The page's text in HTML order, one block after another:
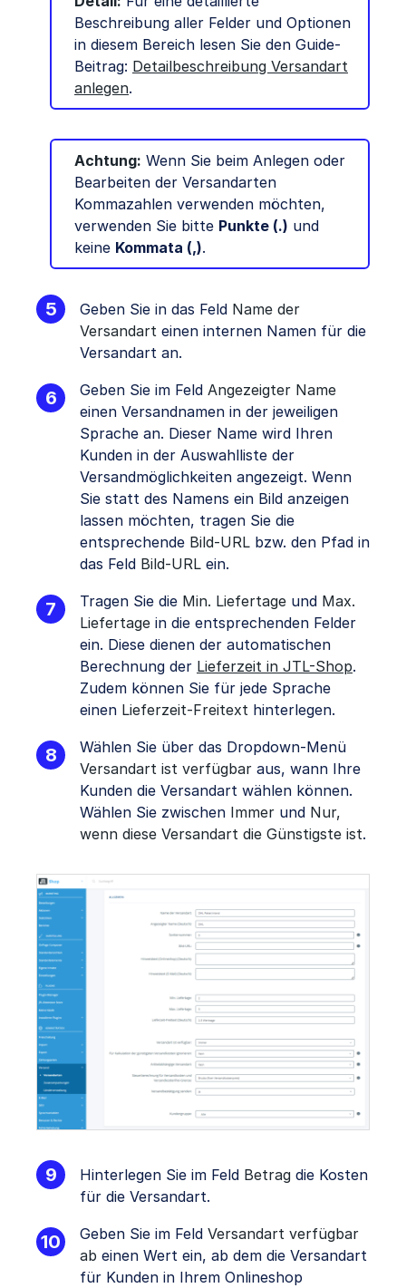
Beschreibung aller Felder und Optionen
in diesem Bereich lesen Sie den Guide-
Beitrag: Detailbeschreibung Versandart
anlegen.
Achtung: Wenn Sie beim Anlegen oder
Bearbeiten der Versandarten
Kommazahlen verwenden möchten,
verwenden Sie bitte Punkte (.) und
keine Kommata (,).
Geben Sie in das Feld Name der
Versandart einen internen Namen für die
Versandart an.
Geben Sie im Feld Angezeigter Name
einen Versandnamen in der jeweiligen
Sprache an. Dieser Name wird Ihren
Kunden in der Auswahlliste der
Versandmöglichkeiten angezeigt. Wenn
Sie statt des Namens ein Bild anzeigen
lassen möchten, tragen Sie die
entsprechende Bild-URL bzw. den Pfad in
das Feld Bild-URL ein.
Tragen Sie die Min. Liefertage und Max.
Liefertage in die entsprechenden Felder
ein. Diese dienen der automatischen
Berechnung der Lieferzeit in JTL-Shop.
Zudem können Sie für jede Sprache
einen Lieferzeit-Freitext hinterlegen.
Wählen Sie über das Dropdown-Menü
Versandart ist verfügbar aus, wann Ihre
Kunden die Versandart wählen können.
Wählen Sie zwischen Immer und Nur,
wenn diese Versandart die Günstigste ist.
Hinterlegen Sie im Feld Betrag die Kosten
für die Versandart.
Geben Sie im Feld Versandart verfügbar
ab einen Wert ein, ab dem die Versandart
für Kunden in Ihrem Onlineshop